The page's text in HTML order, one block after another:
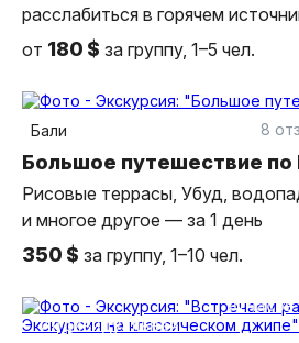
расслабиться в горячем
от 180 $ за группу, 1–5 чел.
Бали 8
Большое путешествие по
Рисовые террасы, Убуд,
и многое другое — за 1 день
350 $ за группу, 1–10 чел.
10 часов
индивидуальная